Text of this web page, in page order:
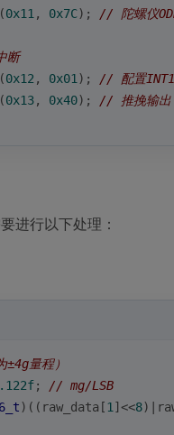
0x11 , 0x7C); // 陀螺仪
断
0x12 , 0x01 ); // 配置INT1
0x13, 0x40); // 推挽输出
进行以下处理：
量程）
; // mg/LSB
)((raw_data[1 ]<<8